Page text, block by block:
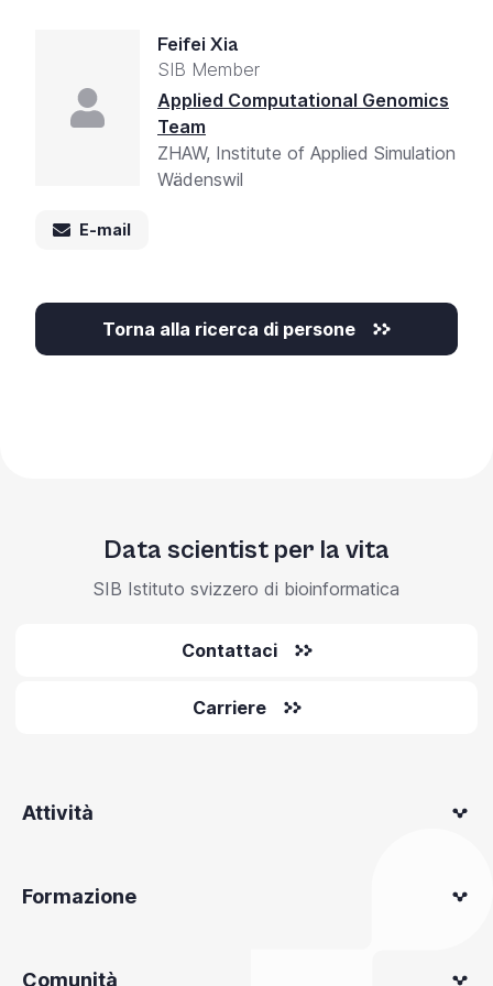
Feifei Xia
SIB Member
Applied Computational Genomics
Team
ZHAW, Institute of Applied Simulation
Wädenswil
E-mail
Torna alla ricerca di persone
Data scientist per la vita
SIB Istituto svizzero di bioinformatica
Contattaci
Carriere
Attività
Formazione
Comunità